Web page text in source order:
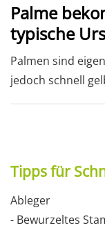
Palme
typische
Palmen sind
jedoch schnell
Tipps für
Ableger
- Bewurzeltes